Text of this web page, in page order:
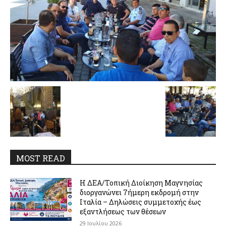
MOST READ
Η ΔΕΑ/Τοπική Διοίκηση Μαγνησίας
διοργανώνει 7ήμερη εκδρομή στην
Ιταλία – Δηλώσεις συμμετοχής έως
εξαντλήσεως των θέσεων
29 Ιουλίου 2026